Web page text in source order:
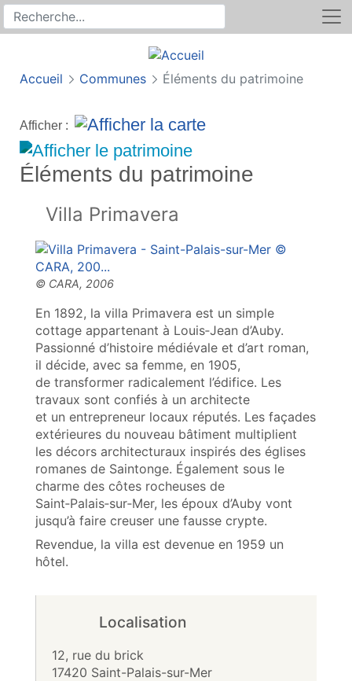
Recherche sur le site
Rechercher
Accueil Communes Éléments du patrimoine
Afficher :
Éléments du patrimoine
Villa Primavera
En 1892, la villa Primavera est un simple
cottage appartenant à Louis‑Jean d’Auby.
Passionné d’histoire médiévale et d’art roman,
il décide, avec sa femme, en 1905,
de transformer radicalement l’édifice. Les
travaux sont confiés à un architecte
et un entrepreneur locaux réputés. Les façades
extérieures du nouveau bâtiment multiplient
les décors architecturaux inspirés des églises
romanes de Saintonge. Également sous le
charme des côtes rocheuses de
Saint‑Palais‑sur‑Mer, les époux d’Auby vont
jusqu’à faire creuser une fausse crypte.
Revendue, la villa est devenue en 1959 un
hôtel.
Localisation
12, rue du brick
17420 Saint-Palais-sur-Mer